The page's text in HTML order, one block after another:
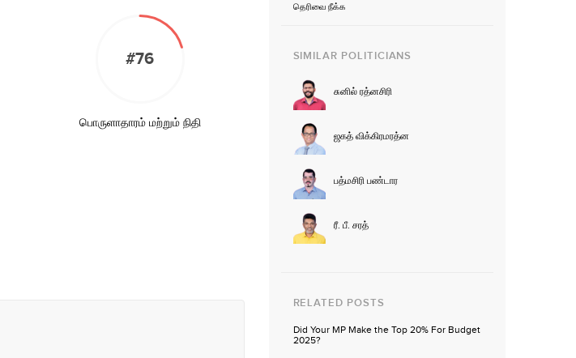
#76
பொருளாதாரம் மற்றும் நிதி
தெரிவை நீக்க
SIMILAR POLITICIANS
சுனில் ரத்னசிரி
ஜகத் விக்கிரமரத்ன
பத்மசிரி பண்டார
ரீ. பீ. சரத்
RELATED POSTS
Did Your MP Make the Top 20% For Budget
2025?